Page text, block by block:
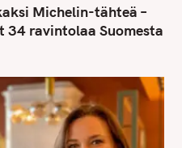
Michelin-tähteä –
34 ravintolaa Suomesta